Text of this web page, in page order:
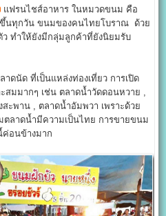
แฟรนไชส์อาหาร ในหมวดขนม คือ
นทุกวัน ขนมของคนไทยโบราณ ด้วย
ทำให้ยังมีกลุ่มลูกค้าที่ยังนิยมรับ
ดนัด ที่เป็นแหล่งท่องเที่ยว การเปิด
สมมากๆ เช่น ตลาดน้ำวัดดอนหวาย ,
ะพาน , ตลาดน้ำอัมพวา เพราะด้วย
ตลาดน้ำมีความเป็นไทย การขายขนม
ค่อนข้างมาก